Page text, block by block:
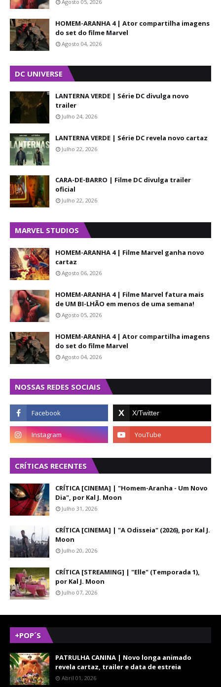
Agosto 05, 2026
HOMEM-ARANHA 4 | Ator compartilha imagens
do set do filme Marvel
Agosto 04, 2026
DC UNIVERSE
LANTERNA VERDE | Série DC divulga novo
trailer
Julho 24, 2026
LANTERNA VERDE | Série DC revela novo cartaz
Julho 22, 2026
CARA-DE-BARRO | Filme DC divulga trailer
oficial
Julho 22, 2026
MARVEL STUDIOS
HOMEM-ARANHA 4 | Filme Marvel ganha novo
cartaz
Agosto 06, 2026
HOMEM-ARANHA 4 | Filme Marvel fatura mais
de UM BI-LHÃO em menos de uma semana!
Agosto 05, 2026
HOMEM-ARANHA 4 | Ator compartilha imagens
do set do filme Marvel
Agosto 04, 2026
NOSSAS REDES SOCIAIS
CRÍTICAS RECENTES
CRÍTICA [CINEMA] | "Homem-Aranha - Um Novo
Dia", por Kal J. Moon
Julho 31, 2026
CRÍTICA [CINEMA] | "A Odisseia" (2026), por Kal J.
Moon
Julho 20, 2026
CRÍTICA [STREAMING] | "Elle" (Temporada 1),
por Kal J. Moon
Julho 07, 2026
+POP´S
PATRULHA CANINA | Novo longa animado
revela cartaz, trailer e data de estreia
Abril 01, 2026